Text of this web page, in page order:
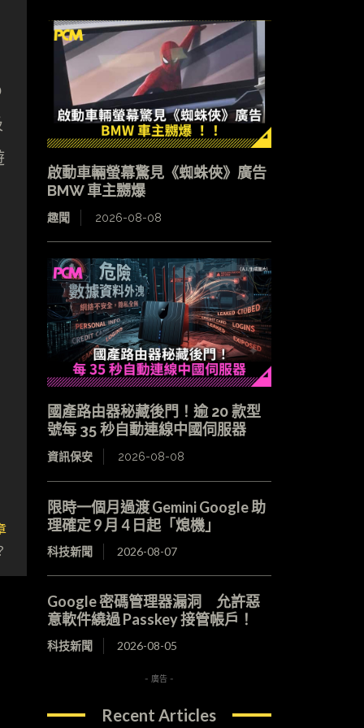
啟動車輛螢幕驚見《蜘蛛俠》廣告
BMW 車主嬲爆
趣聞 2026-08-08
國產路由器秘藏後門！逾 20 款型
號每 35 秒自動連線中國伺服器
資訊保安 2026-08-08
限時一個月過渡 Gemini Google 助
理確定 9 月 4 日起「熄機」
科技新聞 2026-08-07
Google 密碼管理器漏洞 允許惡
意軟件繞過 Passkey 接管帳戶！
科技新聞 2026-08-05
- 廣告 -
Recent Articles